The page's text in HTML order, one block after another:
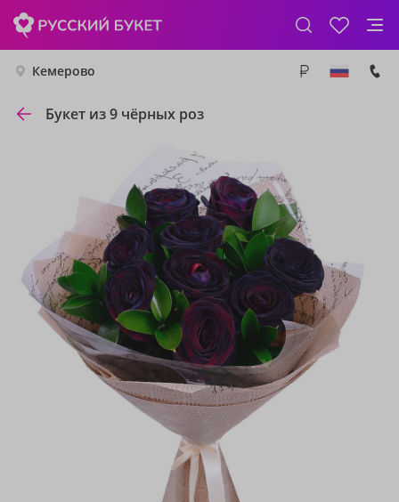
Кемерово
Букет из 9 чёрных роз